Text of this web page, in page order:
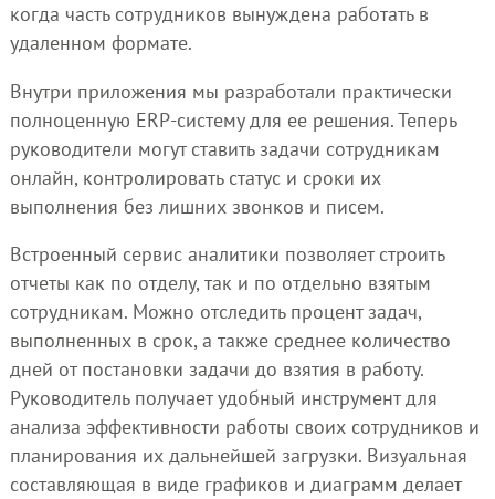
когда часть сотрудников вынуждена работать в
удаленном формате.
Внутри приложения мы разработали практически
полноценную ERP-систему для ее решения. Теперь
руководители могут ставить задачи сотрудникам
онлайн, контролировать статус и сроки их
выполнения без лишних звонков и писем.
Встроенный сервис аналитики позволяет строить
отчеты как по отделу, так и по отдельно взятым
сотрудникам. Можно отследить процент задач,
выполненных в срок, а также среднее количество
дней от постановки задачи до взятия в работу.
Руководитель получает удобный инструмент для
анализа эффективности работы своих сотрудников и
планирования их дальнейшей загрузки. Визуальная
составляющая в виде графиков и диаграмм делает